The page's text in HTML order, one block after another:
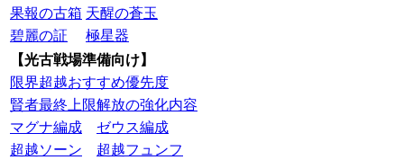
果報の古箱 天醒の蒼玉
碧麗の証
極星器
【光古戦場準備向け】
限界超越おすすめ優先度
賢者最終上限解放の強化内容
マグナ編成
ゼウス編成
超越ソーン
超越フュンフ